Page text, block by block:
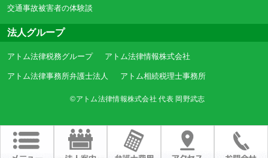
交通事故被害者の体験談
法人グループ
アトム法律税務グループ アトム法律情報株式会社
アトム法律事務所弁護士法人 アトム相続税理士事務所
©アトム法律情報株式会社 代表 岡野武志